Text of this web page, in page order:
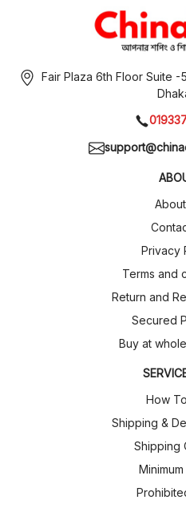
Fair Plaza 6th Floor Suite -
Privacy
Terms and
Return and
Secured
Buy at
How
Shipping &
Shipping